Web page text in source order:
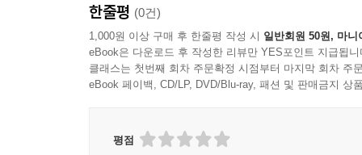
한줄평 (0건)
1,000원 이상 구매 후 한줄평 작성 시 일반회원 50원, 마니
eBook은 다운로드 후 작성한 리뷰만 YES포인트 지급됩니
클래스는 첫번째 회차 주문확정 시점부터 마지막 회차 주
eBook 페이백, CD/LP, DVD/Blu-ray, 패션 및 판매금지 상
평점